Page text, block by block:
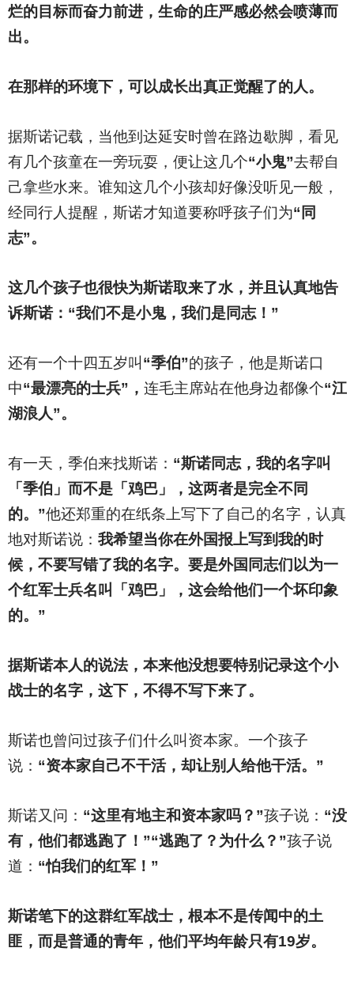
烂的目标而奋力前进，生命的庄严感必然会喷薄而
出。
在那样的环境下，可以成长出真正觉醒了的人。
据斯诺记载，当他到达延安时曾在路边歇脚，看见
有几个孩童在一旁玩耍，便让这几个“小鬼”去帮自
己拿些水来。谁知这几个小孩却好像没听见一般，
经同行人提醒，斯诺才知道要称呼孩子们为“同
志”。
这几个孩子也很快为斯诺取来了水，并且认真地告
诉斯诺：“我们不是小鬼，我们是同志！”
还有一个十四五岁叫 “季伯”的孩子，他是斯诺口
中“最漂亮的士兵”， 连毛主席站在他身边都像个“江
湖浪人”。
有一天，季伯来找斯诺： “斯诺同志，我的名字叫
「季伯」而不是「鸡巴」，这两者是完全不同
的。”他还郑重的在纸条上写下了自己的名字，认真
地对斯诺说： 我希望当你在外国报上写到我的时
候，不要写错了我的名字。要是外国同志们以为一
个红军士兵名叫「鸡巴」，这会给他们一个坏印象
的。”
据斯诺本人的说法，本来他没想要特别记录这个小
战士的名字，这下，不得不写下来了。
斯诺也曾问过孩子们什么叫资本家。一个孩子
说： “资本家自己不干活，却让别人给他干活。”
斯诺又问： “这里有地主和资本家吗？”孩子说： “没
有，他们都逃跑了！”“逃跑了？为什么？”孩子说
道： “怕我们的红军！”
斯诺笔下的这群红军战士，根本不是传闻中的土
匪，而是普通的青年，他们平均年龄只有19岁。